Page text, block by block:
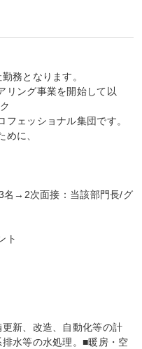
務となります。
ング事業を開始して以
フェッショナル集団です。
に、
名→2次面接：当該部門長/グ
ト
新、改造、自動化等の計
水等の水処理。■暖房・空